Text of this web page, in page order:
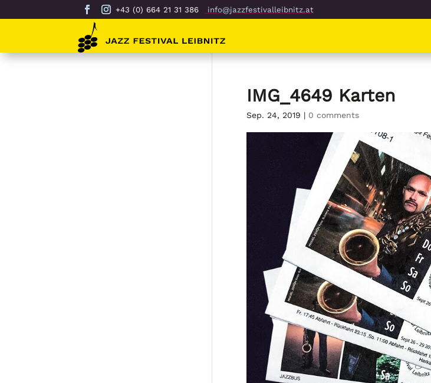
+43 (0) 664 21 31 386 info@jazzfestivalleibnitz.at
IMG_4649 Karten
Sep. 24, 2019 | 0 comments